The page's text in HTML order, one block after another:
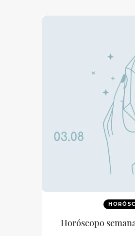
Horóscopo